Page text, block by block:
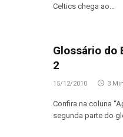
Celtics chega ao…
Glossário do
2
15/12/2010 3
Confira na coluna
segunda parte do